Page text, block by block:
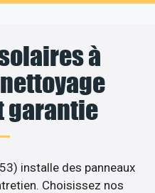
à
garantie
installe des panneaux
Choisissez nos